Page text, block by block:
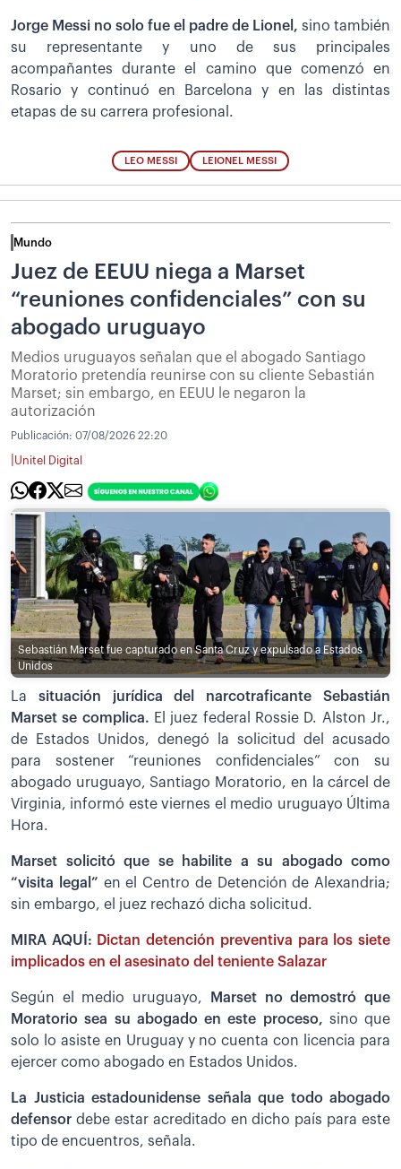
Jorge Messi no solo fue el padre de Lionel, sino también
su representante y uno de sus principales
acompañantes durante el camino que comenzó en
Rosario y continuó en Barcelona y en las distintas
etapas de su carrera profesional.
LEO MESSI LEIONEL MESSI
Mundo
Juez de EEUU niega a Marset
“reuniones confidenciales” con su
abogado uruguayo
Medios uruguayos señalan que el abogado Santiago
Moratorio pretendía reunirse con su cliente Sebastián
Marset; sin embargo, en EEUU le negaron la
autorización
Publicación: 07/08/2026 22:20
Unitel Digital
Sebastián Marset fue capturado en Santa Cruz y expulsado a Estados
Unidos
La situación jurídica del narcotraficante Sebastián
Marset se complica. El juez federal Rossie D. Alston Jr.,
de Estados Unidos, denegó la solicitud del acusado
para sostener “reuniones confidenciales” con su
abogado uruguayo, Santiago Moratorio, en la cárcel de
Virginia, informó este viernes el medio uruguayo Última
Hora.
Marset solicitó que se habilite a su abogado como
“visita legal” en el Centro de Detención de Alexandria;
sin embargo, el juez rechazó dicha solicitud.
MIRA AQUÍ: Dictan detención preventiva para los siete
implicados en el asesinato del teniente Salazar
Según el medio uruguayo,
Marset no demostró que
Moratorio sea su abogado en este proceso, sino que
solo lo asiste en Uruguay y no cuenta con licencia para
ejercer como abogado en Estados Unidos.
La Justicia estadounidense señala que todo abogado
defensor debe estar acreditado en dicho país para este
tipo de encuentros, señala.